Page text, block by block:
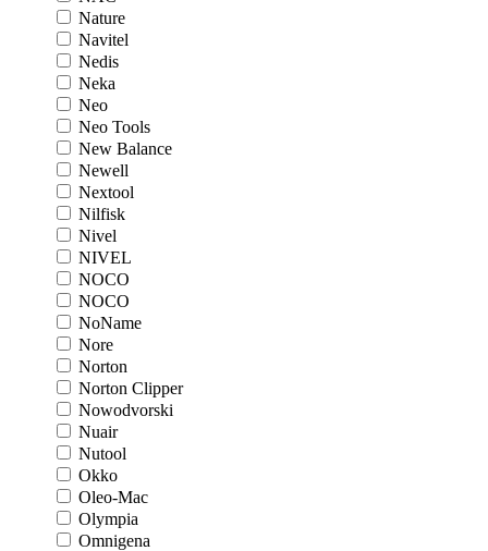
Nature
Navitel
Nedis
Neka
Neo
Neo Tools
New Balance
Newell
Nextool
Nilfisk
Nivel
NIVEL
NOCO
NOCO
NoName
Nore
Norton
Norton Clipper
Nowodvorski
Nuair
Nutool
Okko
Oleo-Mac
Olympia
Omnigena